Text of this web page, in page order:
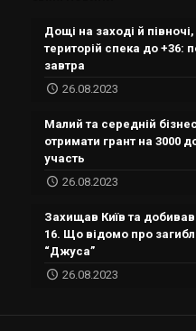
Дощі на заході й
територій спека до +36:
завтра
26.08.2023
Малий та середній
отримати грант на 3000
участь
26.08.2023
Захищав Київ та
16. Що відомо про
“Джуса”
26.08.2023